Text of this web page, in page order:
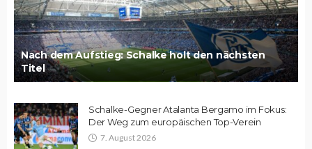
Nach dem Aufstieg: Schalke holt den nächsten
Titel
Schalke-Gegner Atalanta Bergamo im Fokus:
Der Weg zum europäischen Top-Verein
7. August 2026